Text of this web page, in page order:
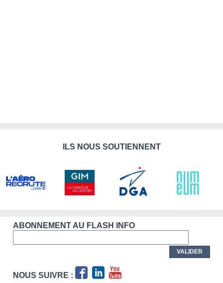
ILS NOUS SOUTIENNENT
ABONNEMENT AU FLASH INFO
NOUS SUIVRE :